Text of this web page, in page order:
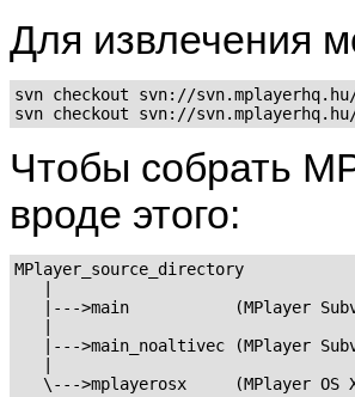
Для извлечения
svn checkout svn://
Чтобы собрать
вроде этого:
MPlayer_source_directory
   |
|--->main           (MPlayer
   |
|--->main_noaltivec (MPlayer
   |